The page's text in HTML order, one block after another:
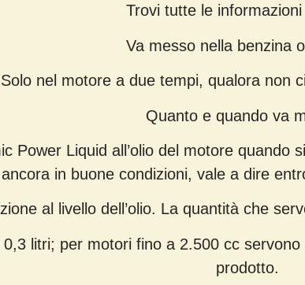
Trovi tutte le informazioni
Va messo nella benzina o
Solo nel motore a due tempi, qualora non
Quanto e quando va
Power Liquid all’olio del motore
ancora in buone condizioni, vale a dire
al livello dell’olio. La quantità che
litri; per motori fino a 2.500 cc
prodotto.